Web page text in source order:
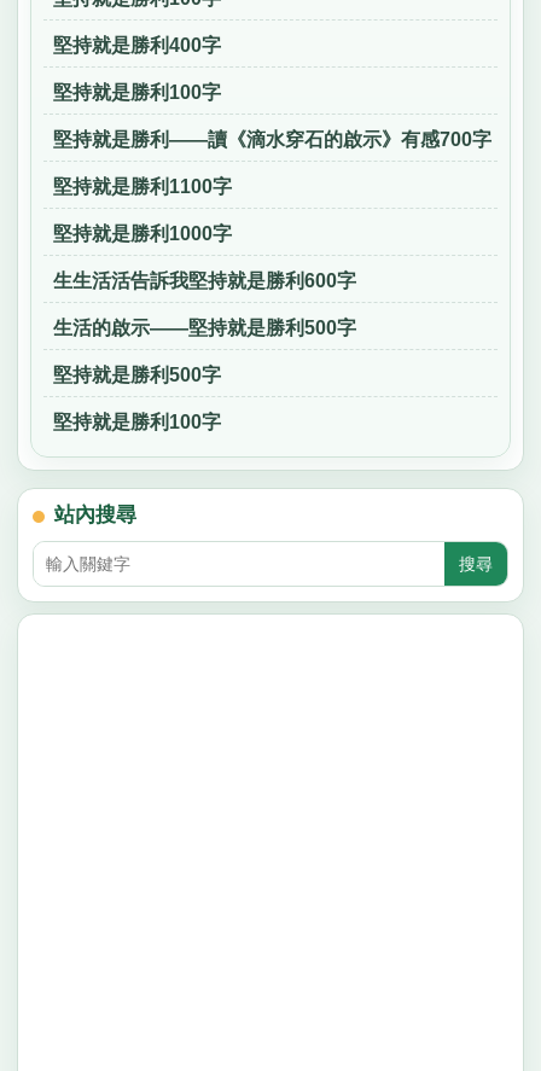
堅持就是勝利400字
堅持就是勝利100字
堅持就是勝利——讀《滴水穿石的啟示》有感700字
堅持就是勝利1100字
堅持就是勝利1000字
生生活活告訴我堅持就是勝利600字
生活的啟示——堅持就是勝利500字
堅持就是勝利500字
堅持就是勝利100字
站內搜尋